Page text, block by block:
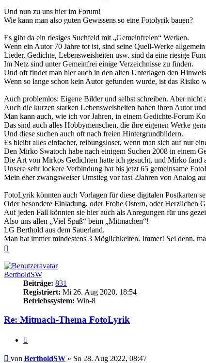
Und nun zu uns hier im Forum!
Wie kann man also guten Gewissens so eine Fotolyrik bauen?
Es gibt da ein riesiges Suchfeld mit „Gemeinfreien“ Werken.
Wenn ein Autor 70 Jahre tot ist, sind seine Quell-Werke
Lieder, Gedichte, Lebensweisheiten usw. sind da eine riesige
Im Netz sind unter Gemeinfrei einige Verzeichnisse zu finden.
Und oft findet man hier auch in den alten Unterlagen den
Wenn so lange schon kein Autor gefunden wurde, ist das Risiko
Auch problemlos: Eigene Bilder und selbst schreiben. Aber nicht
Auch die kurzen starken Lebensweisheiten haben ihren Autor
Man kann auch, wie ich vor Jahren, in einem Gedichte-Forum
Das sind auch alles Hobbymenschen, die ihre eigenen Werke
Und diese suchen auch oft nach freien Hintergrundbildern.
Es bleibt alles einfacher, reibungsloser, wenn man sich auf nur
Den Mirko Swatoch habe nach einigem Suchen 2008 in einem
Die Art von Mirkos Gedichten hatte ich gesucht, und Mirko fand
Unsere sehr lockere Verbindung hat bis jetzt 65 gemeinsame
Mein eher zwangsweiser Umstieg vor fast 2Jahren von Analog
FotoLyrik könnten auch Vorlagen für diese digitalen Postkarten
Oder besondere Einladung, oder Frohe Ostern, oder Herzlichen
Auf jeden Fall könnten sie hier auch als Anregungen für uns
Also uns allen „Viel Spaß“ beim „Mitmachen“!
LG Berthold aus dem Sauerland.
Man hat immer mindestens 3 Möglichkeiten. Immer! Sei denn,
BertholdSW
Beiträge: 831
Registriert: Mi 26. Aug 2020, 18:54
Betriebssystem: Win-8
Re: Mitmach-Thema FotoLyrik
Beitrag
von BertholdSW » So 28. Aug 2022, 08:47